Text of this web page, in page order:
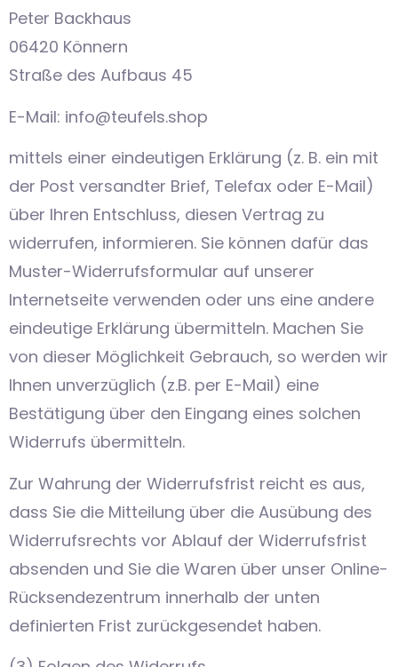
Peter Backhaus
06420 Könnern
Straße des Aufbaus 45
E-Mail: info@teufels.shop
mittels einer eindeutigen Erklärung (z. B. ein mit
der Post versandter Brief, Telefax oder E-Mail)
über Ihren Entschluss, diesen Vertrag zu
widerrufen, informieren. Sie können dafür das
Muster-Widerrufsformular auf unserer
Internetseite verwenden oder uns eine andere
eindeutige Erklärung übermitteln. Machen Sie
von dieser Möglichkeit Gebrauch, so werden wir
Ihnen unverzüglich (z.B. per E-Mail) eine
Bestätigung über den Eingang eines solchen
Widerrufs übermitteln.
Zur Wahrung der Widerrufsfrist reicht es aus,
dass Sie die Mitteilung über die Ausübung des
Widerrufsrechts vor Ablauf der Widerrufsfrist
absenden und Sie die Waren über unser Online-
Rücksendezentrum innerhalb der unten
definierten Frist zurückgesendet haben.